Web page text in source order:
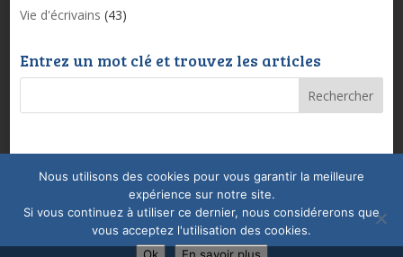
Vie d'écrivains (43)
Entrez un mot clé et trouvez les articles
Mentions légales & Politique de confidentialité
Conditions Générales de Vente
Coaching
Nous utilisons des cookies pour vous garantir la meilleure
expérience sur notre site.
Si vous continuez à utiliser ce dernier, nous considérerons que
vous acceptez l'utilisation des cookies.